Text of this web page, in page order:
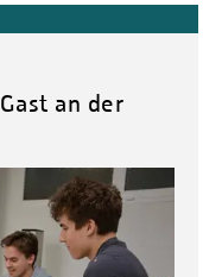
an der